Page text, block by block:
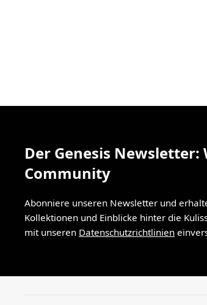
Der Genesis Newsletter:
Community
Abonniere unseren Newsletter und
Kollektionen und Einblicke hinter die
mit unseren Datenschutzrichtlinien